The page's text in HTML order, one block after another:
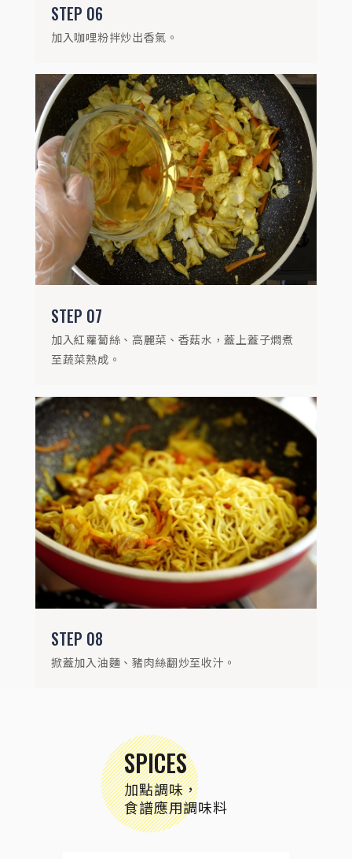
STEP 06
加入咖哩粉拌炒出香氣。
STEP 07
加入紅蘿蔔絲、高麗菜、香菇水，蓋上蓋子燜煮
至蔬菜熟成。
STEP 08
掀蓋加入油麵、豬肉絲翻炒至收汁。
SPICES
加點調味，
食譜應用調味料
STEP08